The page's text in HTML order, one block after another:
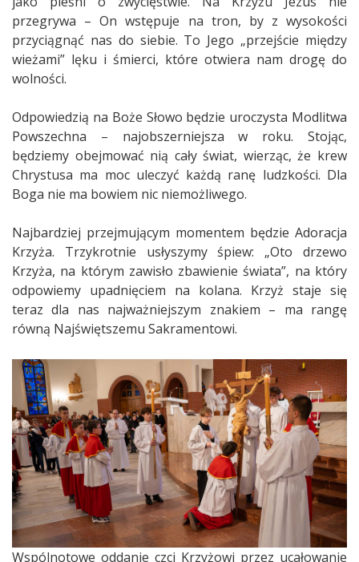
przegrywa – On wstępuje na tron, by z wysokości
przyciągnąć nas do siebie. To Jego „przejście między
wieżami” lęku i śmierci, które otwiera nam drogę do
wolności.
Odpowiedzią na Boże Słowo będzie uroczysta Modlitwa
Powszechna – najobszerniejsza w roku. Stojąc,
będziemy obejmować nią cały świat, wierząc, że krew
Chrystusa ma moc uleczyć każdą ranę ludzkości. Dla
Boga nie ma bowiem nic niemożliwego.
Najbardziej przejmującym momentem będzie Adoracja
Krzyża. Trzykrotnie usłyszymy śpiew: „Oto drzewo
Krzyża, na którym zawisło zbawienie świata”, na który
odpowiemy upadnięciem na kolana. Krzyż staje się
teraz dla nas najważniejszym znakiem – ma rangę
równą Najświętszemu Sakramentowi.
Wspólnotowe oddanie czci Krzyżowi przez ucałowanie